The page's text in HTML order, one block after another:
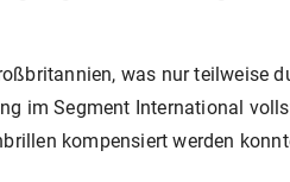
was nur teilweise
im Segment International
kompensiert werden